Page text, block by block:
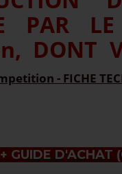
PAR
DONT
- FICHE
GUIDE D'ACHAT